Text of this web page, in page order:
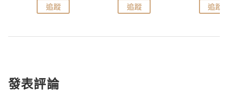
追蹤 追蹤 追蹤
發表評論